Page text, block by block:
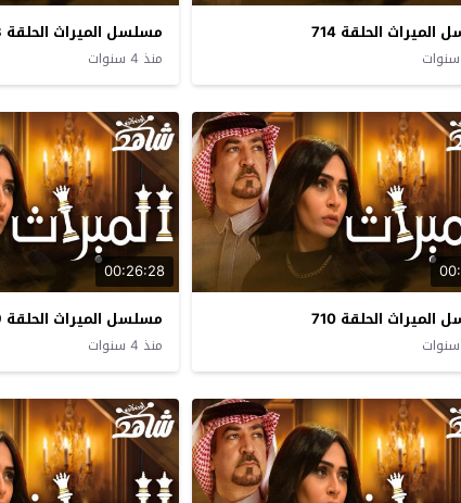
الحلقة 714
مسلسل الميراث الحلقة 713
منذ 4 سنوات
الحلقة 710
00:26:28
مسلسل الميراث الحلقة 709
منذ 4 سنوات